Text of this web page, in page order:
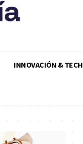
INNOVACIÓN & TECH